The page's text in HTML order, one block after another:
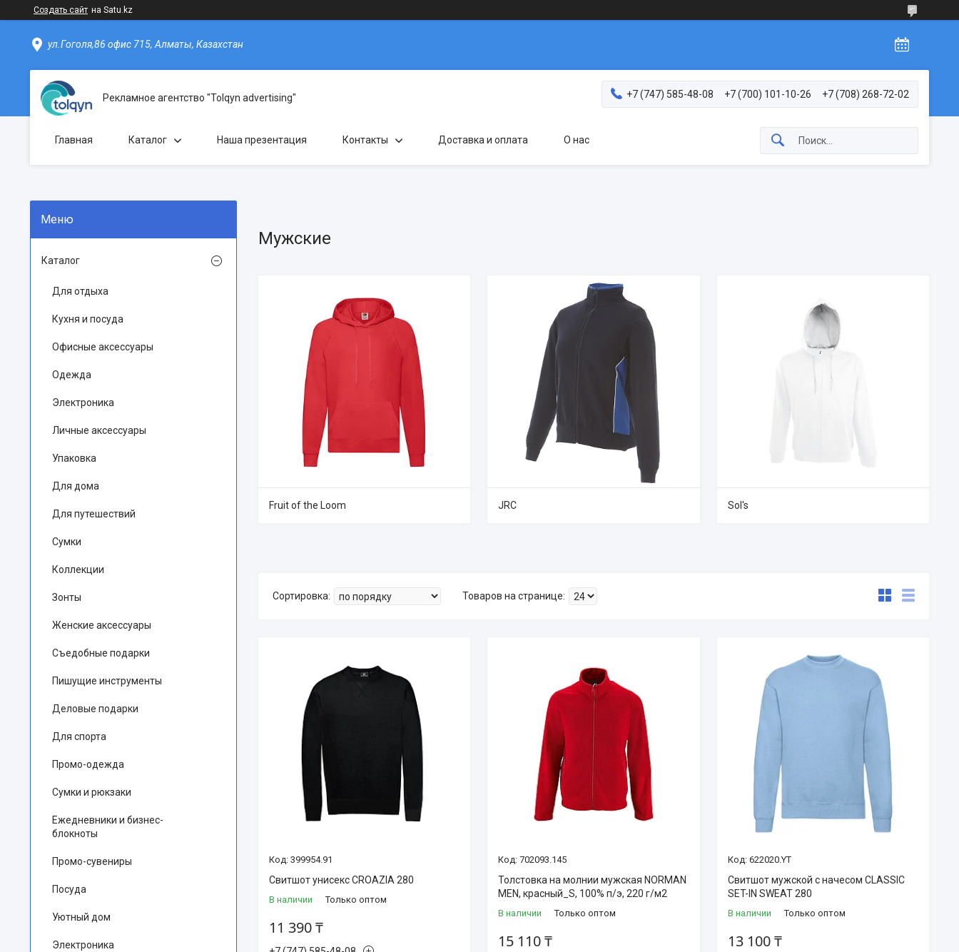
Создать сайт на Satu.kz
ул.Гоголя,86 офис 715, Алматы, Казахстан
Рекламное агентство "Tolqyn advertising" +7 (747) 585-48-08 +7 (700) 101-10-26 +7 (708) 268-72-02
Главная Каталог Наша презентация Контакты Доставка и оплата О нас
Мужские
Fruit of the Loom JRC Sol's
399954.91
Свитшот унисекс CROAZIA 280
В наличии Только оптом
11 390 ₸
702093.145
Толстовка на молнии мужская NORMAN
MEN, красный_S, 100% п/э, 220 г/м2
В наличии Только оптом
15 110 ₸
622020.YT
Свитшот мужской с начесом CLASSIC
SET-IN SWEAT 280
В наличии Только оптом
13 100 ₸
Каталог
Для отдыха
Кухня и посуда
Офисные аксессуары
Одежда
Электроника
Личные аксессуары
Упаковка
Для дома
Для путешествий
Сумки
Коллекции
Зонты
Женские аксессуары
Съедобные подарки
Пишущие инструменты
Деловые подарки
Для спорта
Промо-одежда
Сумки и рюкзаки
Ежедневники и бизнес-
блокноты
Промо-сувениры
Посуда
Уютный дом
Электроника